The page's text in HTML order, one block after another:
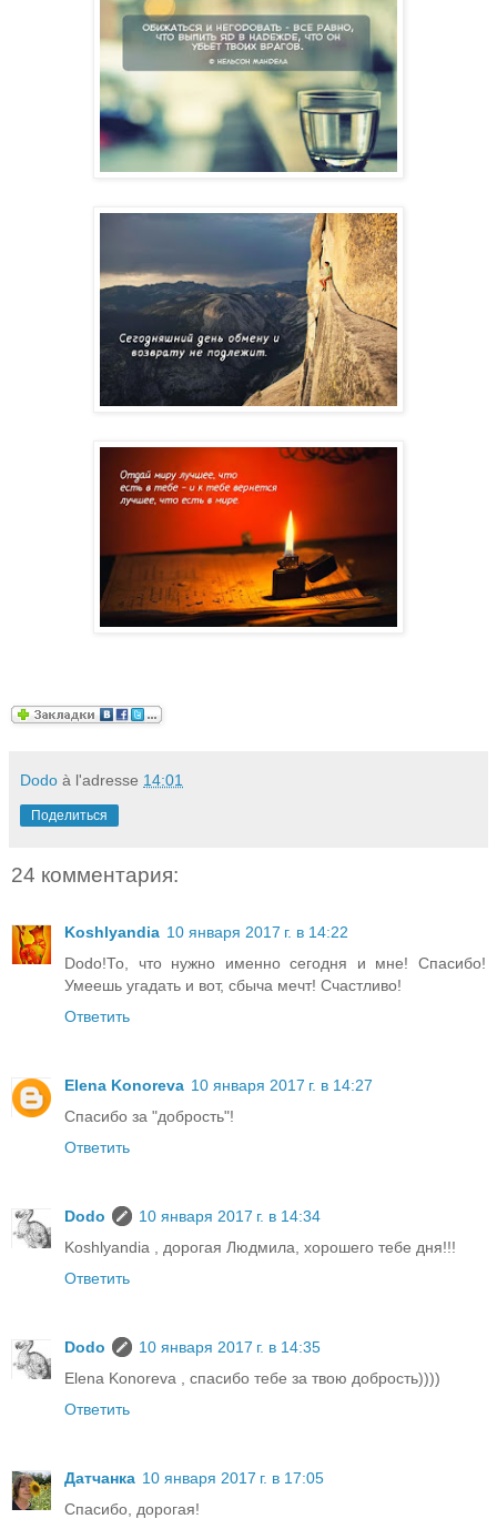
Dodo à l'adresse 14:01
Поделиться
24 комментария:
Koshlyandia 10 января 2017 г. в 14:22
Dodo!То, что нужно именно сегодня и мне! Спасибо!
Умеешь угадать и вот, сбыча мечт! Счастливо!
Ответить
Elena Konoreva 10 января 2017 г. в 14:27
Спасибо за "добрость"!
Ответить
Dodo
10 января 2017 г. в 14:34
Koshlyandia , дорогая Людмила, хорошего тебе дня!!!
Ответить
Dodo
10 января 2017 г. в 14:35
Elena Konoreva , спасибо тебе за твою добрость))))
Ответить
Датчанка 10 января 2017 г. в 17:05
Спасибо, дорогая!